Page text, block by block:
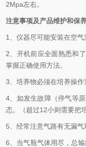
2Mpa左右。
注意事项及产品维护和保养
1、仪器尽可能安装在空气
2、开机前应全面熟悉和
掌握正确使用方法。
3、培养物必须在培养操作
4、如发生故障（停气等
态。（超过12小则需要把
5、经常注意气路有无漏气
6、当气瓶气体用尽，总